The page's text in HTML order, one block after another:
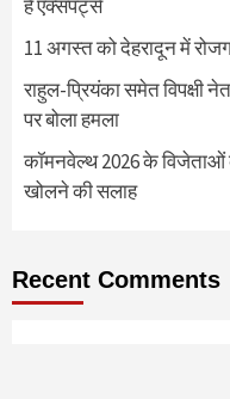
हैं एक्सपर्ट्स
11 अगस्त को देहरादून में
राहुल-प्रियंका समेत विपक्षी
पर बोला हमला
कॉमनवेल्थ 2026 के विजेताओं
खोलने की सलाह
Recent Comments